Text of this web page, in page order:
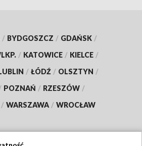
/ BYDGOSZCZ / GDAŃSK /
/ KATOWICE / KIELCE /
/ ŁÓDŹ / OLSZTYN /
POZNAŃ / RZESZÓW /
/ WARSZAWA / WROCŁAW